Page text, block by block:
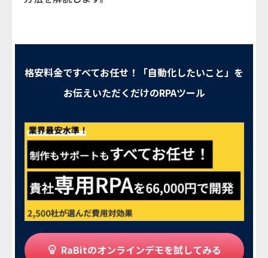
格安料金ですべてお任せ！「自動化したいこと」を
お伝えいただくだけのRPAツール
RaBitのオンラインデモを試してみる